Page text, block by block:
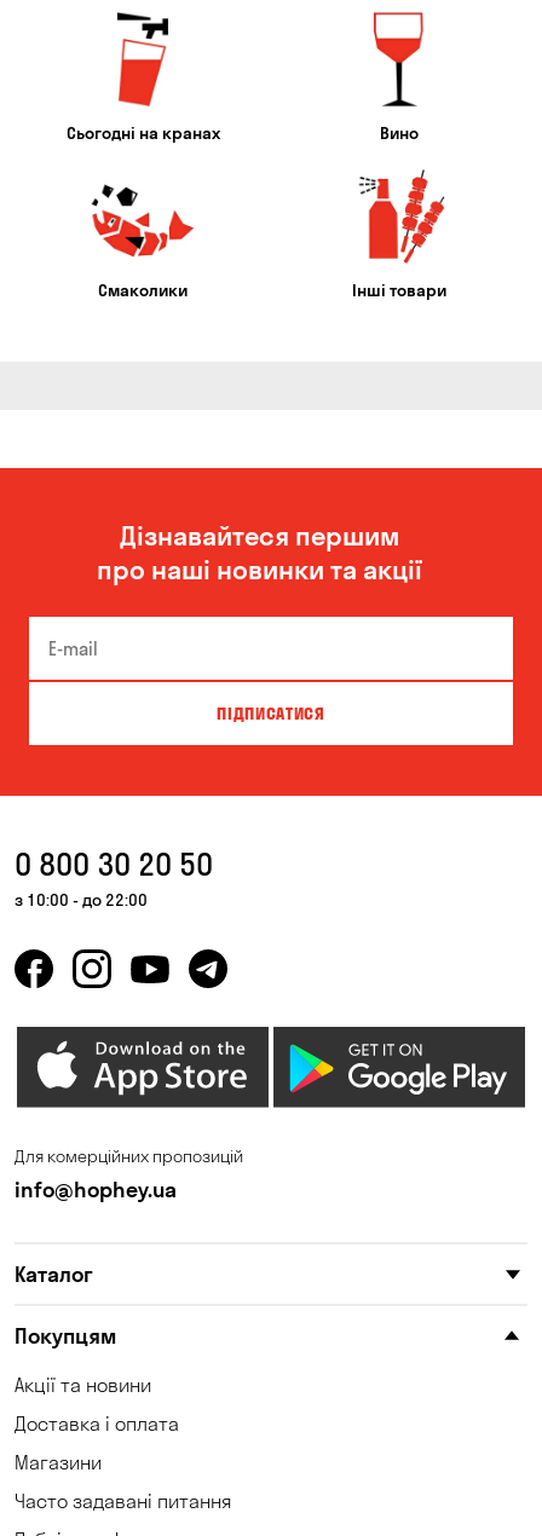
Сьогодні на кранах Вино
Смаколики Інші товари
Дізнавайтеся першим
про наші новинки та акції
ПІДПИСАТИСЯ
0 800 30 20 50
з 10:00 - до 22:00
Для комерційних пропозицій
info@hophey.ua
Каталог
Покупцям
Акції та новини
Доставка і оплата
Магазини
Часто задавані питання